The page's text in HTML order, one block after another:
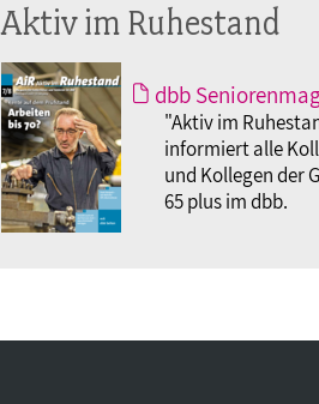
Aktiv im Ruhestand
dbb
"Aktiv im
informiert alle
und Kollegen der
65 plus im dbb.